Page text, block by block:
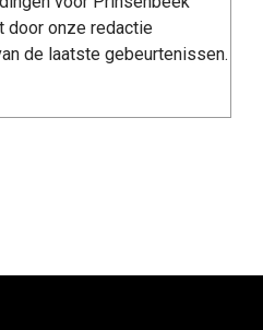
door onze redactie
de laatste gebeurtenissen.